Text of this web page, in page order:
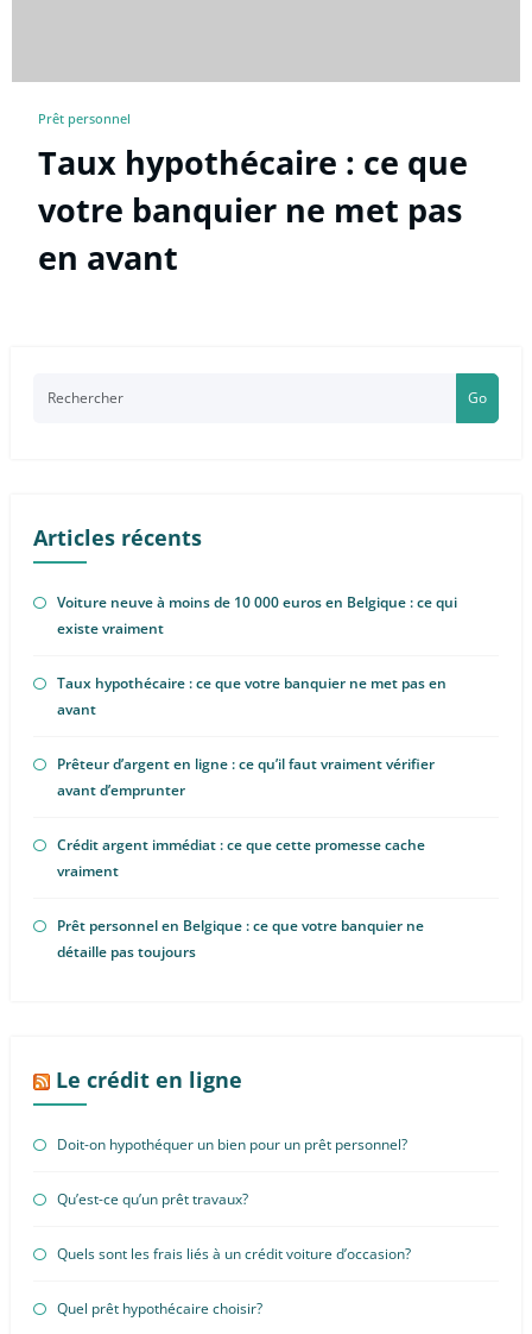
Prêt personnel
Taux hypothécaire : ce que
votre banquier ne met pas
en avant
Go
Articles récents
Voiture neuve à moins de 10 000 euros en Belgique : ce qui
existe vraiment
Taux hypothécaire : ce que votre banquier ne met pas en
avant
Prêteur d’argent en ligne : ce qu’il faut vraiment vérifier
avant d’emprunter
Crédit argent immédiat : ce que cette promesse cache
vraiment
Prêt personnel en Belgique : ce que votre banquier ne
détaille pas toujours
Le crédit en ligne
Doit-on hypothéquer un bien pour un prêt personnel?
Qu’est-ce qu’un prêt travaux?
Quels sont les frais liés à un crédit voiture d’occasion?
Quel prêt hypothécaire choisir?